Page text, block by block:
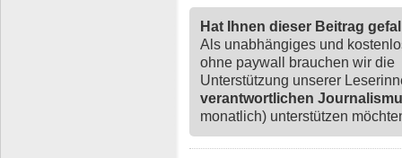
Hat Ihnen dieser Beitrag
Als unabhängiges und
ohne paywall brauchen wir die
Unterstützung unserer
verantwortlichen
monatlich) unterstützen